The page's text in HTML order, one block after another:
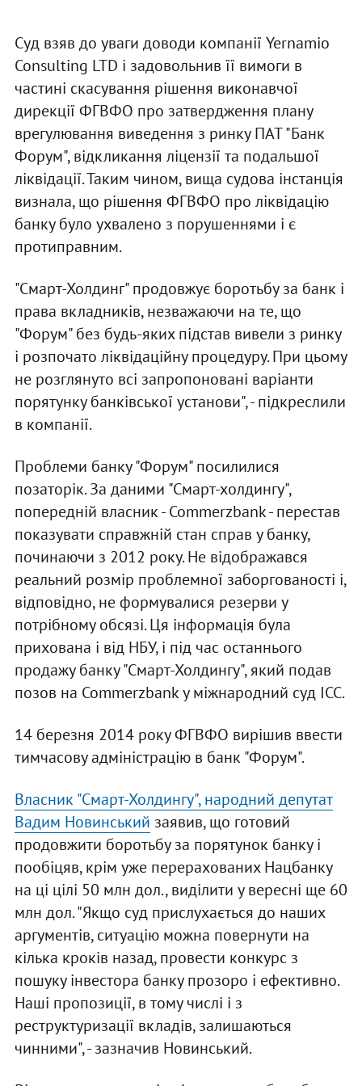
Суд взяв до уваги доводи компанії Yernamio
Consulting LTD і задовольнив її вимоги в
частині скасування рішення виконавчої
дирекції ФГВФО про затвердження плану
врегулювання виведення з ринку ПАТ "Банк
Форум", відкликання ліцензії та подальшої
ліквідації. Таким чином, вища судова інстанція
визнала, що рішення ФГВФО про ліквідацію
банку було ухвалено з порушеннями і є
протиправним.
"Смарт-Холдинг" продовжує боротьбу за банк і
права вкладників, незважаючи на те, що
"Форум" без будь-яких підстав вивели з ринку
і розпочато ліквідаційну процедуру. При цьому
не розглянуто всі запропоновані варіанти
порятунку банківської установи", - підкреслили
в компанії.
Проблеми банку "Форум" посилилися
позаторік. За даними "Смарт-холдингу",
попередній власник - Commerzbank - перестав
показувати справжній стан справ у банку,
починаючи з 2012 року. Не відображався
реальний розмір проблемної заборгованості і,
відповідно, не формувалися резерви у
потрібному обсязі. Ця інформація була
прихована і від НБУ, і під час останнього
продажу банку "Смарт-Холдингу", який подав
позов на Commerzbank у міжнародний суд ICC.
14 березня 2014 року ФГВФО вирішив ввести
тимчасову адміністрацію в банк "Форум".
Власник "Смарт-Холдингу", народний депутат
Вадим Новинський заявив, що готовий
продовжити боротьбу за порятунок банку і
пообіцяв, крім уже перерахованих Нацбанку
на ці цілі 50 млн дол., виділити у вересні ще 60
млн дол. "Якщо суд прислухається до наших
аргументів, ситуацію можна повернути на
кілька кроків назад, провести конкурс з
пошуку інвестора банку прозоро і ефективно.
Наші пропозиції, в тому числі і з
реструктуризації вкладів, залишаються
чинними", - зазначив Новинський.